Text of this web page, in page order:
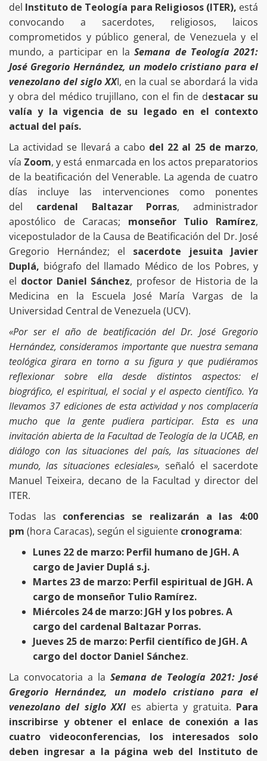
del Instituto de Teología para Religiosos (ITER), está
convocando a sacerdotes, religiosos, laicos
comprometidos y público general, de Venezuela y el
mundo, a participar en laSemana de Teología 2021:
José Gregorio Hernández, un modelo cristiano para el
venezolano del siglo XXI, en la cual se abordará la vida
y obra del médico trujillano, con el fin de destacar su
valía y la vigencia de su legado en el contexto
actual del país.
La actividad se llevará a cabo del 22 al 25 de marzo,
vía Zoom, y está enmarcada en los actos preparatorios
de la beatificación del Venerable. La agenda de cuatro
días incluye las intervenciones como ponentes
del cardenal Baltazar Porras, administrador
apostólico de Caracas; monseñor Tulio Ramírez,
vicepostulador de la Causa de Beatificación del Dr. José
Gregorio Hernández; el sacerdote jesuita Javier
Duplá, biógrafo del llamado Médico de los Pobres, y
el doctor Daniel Sánchez, profesor de Historia de la
Medicina en la Escuela José María Vargas de la
Universidad Central de Venezuela (UCV).
«Por ser el año de beatificación del Dr. José Gregorio
Hernández, consideramos importante que nuestra semana
teológica girara en torno a su figura y que pudiéramos
reflexionar sobre ella desde distintos aspectos: el
biográfico, el espiritual, el social y el aspecto científico. Ya
llevamos 37 ediciones de esta actividad y nos complacería
mucho que la gente pudiera participar. Esta es una
invitación abierta de la Facultad de Teología de la UCAB, en
diálogo con las situaciones del país, las situaciones del
mundo, las situaciones eclesiales», señaló el sacerdote
Manuel Teixeira, decano de la Facultad y director del
ITER.
Todas las conferencias se realizarán a las 4:00
pm (hora Caracas), según el siguiente cronograma:
Lunes 22 de marzo: Perfil humano de JGH. A
cargo de Javier Duplá s.j.
Martes 23 de marzo: Perfil espiritual de JGH. A
cargo de monseñor Tulio Ramírez.
Miércoles 24 de marzo: JGH y los pobres. A
cargo del cardenal Baltazar Porras.
Jueves 25 de marzo: Perfil científico de JGH. A
cargo del doctor Daniel Sánchez.
La convocatoria a la Semana de Teología 2021: José
Gregorio Hernández, un modelo cristiano para el
venezolano del siglo XXIes abierta y gratuita. Para
inscribirse y obtener el enlace de conexión a las
cuatro videoconferencias, los interesados solo
deben ingresar a la página web del Instituto de